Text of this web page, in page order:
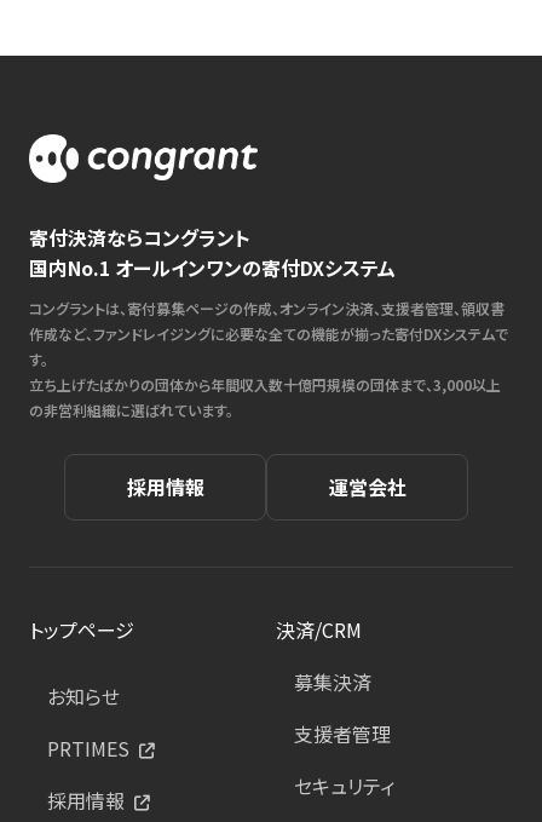
寄付決済ならコングラント
国内No.1 オールインワンの寄付DXシステム
コングラントは、寄付募集ページの作成、オンライン決済、支援者管理、領収書
作成など、ファンドレイジングに必要な全ての機能が揃った寄付DXシステムで
す。
立ち上げたばかりの団体から年間収入数十億円規模の団体まで、3,000以上
の非営利組織に選ばれています。
採用情報 運営会社
トップページ
お知らせ
PRTIMES
採用情報
決済/CRM
募集決済
支援者管理
セキュリティ